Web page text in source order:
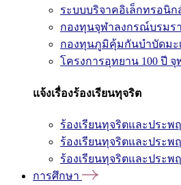
ระบบบริจาคอิเล็กทรอนิก
กองทุนจุฬาลงกรณ์บรมร
กองทุนภูมิคุ้มกันบำบัดมะ
โครงการอุทยาน 100 ปี
แจ้งเรื่องร้องเรียนทุจริต
ร้องเรียนทุจริตและประพ
ร้องเรียนทุจริตและประพ
ร้องเรียนทุจริตและประพ
การศึกษา